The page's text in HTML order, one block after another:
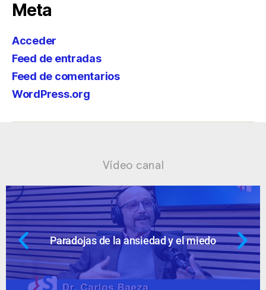
Meta
Acceder
Feed de entradas
Feed de comentarios
WordPress.org
Vídeo canal
Ansiedad: supuestos